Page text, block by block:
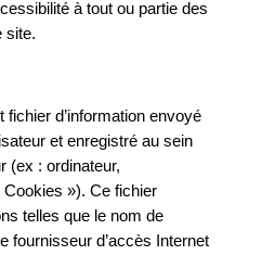
à tout ou partie des
site.
d’information envoyé
et enregistré au sein
(ex : ordinateur,
»). Ce fichier
telles que le nom de
fournisseur d’accès Internet